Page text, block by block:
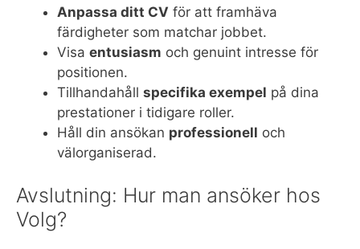
Anpassa ditt CV för att framhäva
färdigheter som matchar jobbet.
Visa entusiasm och genuint intresse för
positionen.
Tillhandahåll specifika exempel på dina
prestationer i tidigare roller.
Håll din ansökan professionell och
välorganiserad.
Avslutning: Hur man ansöker hos
Volg?